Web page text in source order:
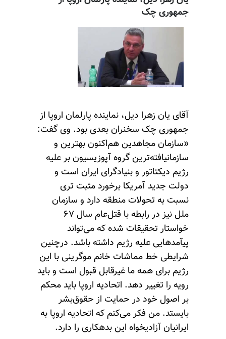
جمهوری چک
آقای یان زهرا دیل، نماینده پارلمان اروپا از
جمهوری چک سخنران بعدی بود. وی گفت:
«سازمان مجاهدین هم‌اکنون بهترین و
سازمانیافته‌ترین گروه آپوزیسیون بر علیه
رژیم دیکتاتور و بنیادگرای ایران است و
دولت جدید آمریکا برخورد مثبت تری
نسبت به تحولات منطقه دارد و سازمان
ملل نیز در رابطه با قتل‌عام سال ۶۷
خواستار تحقیقات شده که می‌تواند
پیآمد‌هایی علیه رژیم داشته باشد. درچنین
شرایطی خط مماشات خانم موگرینی با این
رژیم برای همه ما غیرقابل قبول است و باید
رویه را تغییر دهد. اتحادیه اروپا باید محکم
بر اصول خود در حمایت از حقوق‌بشر
بایستد. من فکر می‌کنم که اتحادیه اروپا به
ایرانیان آزادیخواه این بدهکاری را دارد.